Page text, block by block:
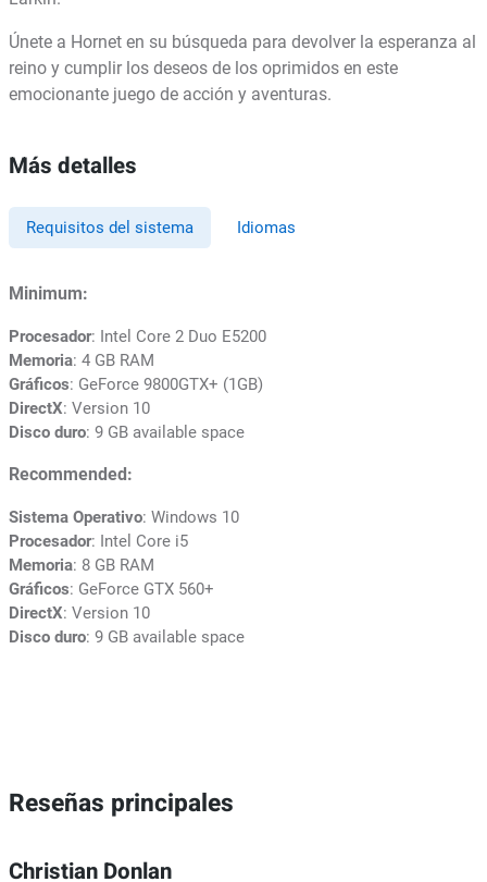
Únete a Hornet en su búsqueda para devolver la esperanza al
reino y cumplir los deseos de los oprimidos en este
emocionante juego de acción y aventuras.
Más detalles
Requisitos del sistema Idiomas
Minimum:
Procesador: Intel Core 2 Duo E5200
Memoria: 4 GB RAM
Gráficos: GeForce 9800GTX+ (1GB)
DirectX: Version 10
Disco duro: 9 GB available space
Recommended:
Sistema Operativo: Windows 10
Procesador: Intel Core i5
Memoria: 8 GB RAM
Gráficos: GeForce GTX 560+
DirectX: Version 10
Disco duro: 9 GB available space
Reseñas principales
Christian Donlan